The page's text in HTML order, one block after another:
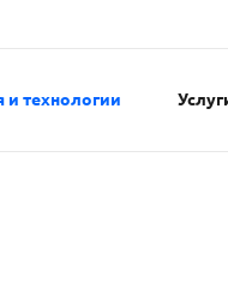
и технологии